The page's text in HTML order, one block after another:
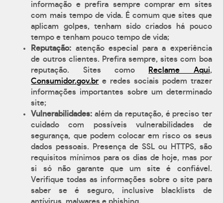
informação e prefira sempre comprar em sites
com mais tempo de vida. É comum que sites que
aplicam golpes, tenham sido criados há pouco
tempo e tenham pouco tempo de vida;
Reputação: atenção especial para a experiência
de outros clientes. Prefira sempre, sites com boa
reputação. Sites como
Reclame Aqui,
Consumidor.gov.br e redes sociais podem trazer
informações importantes sobre um determinado
site;
Vulnerabilidades: além da reputação, é preciso ter
cuidado com possíveis vulnerabilidades de
segurança, que podem colocar em risco os seus
dados pessoais. Presença de SSL ou HTTPS, são
requisitos mínimos para os dias de hoje, mas por
si só não garante que um site é confiável.
Verifique todas as informações sobre o site para
saber se é seguro, inclusive blacklists de